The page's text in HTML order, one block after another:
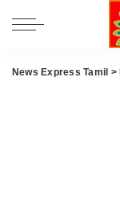
News Express Tamil >